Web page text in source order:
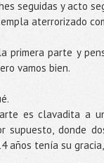
seguidas y acto
aterrorizado
primera parte y
vamos bien.
es clavadita a
supuesto, donde
años tenía su